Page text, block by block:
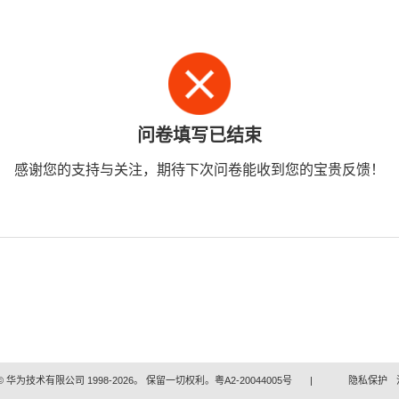
问卷填写已结束
感谢您的支持与关注，期待下次问卷能收到您的宝贵反馈！
华为技术有限公司 1998-2026。 保留一切权利。粤A2-20044005号 | 隐私保护